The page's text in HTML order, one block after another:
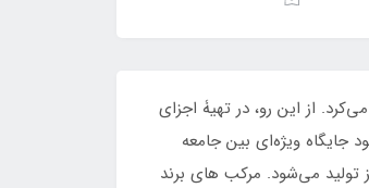
از این رو، در تهیۀ اجزای
ویژه‌ای بین جامعه
تولید می‌شود. مرکب های برند